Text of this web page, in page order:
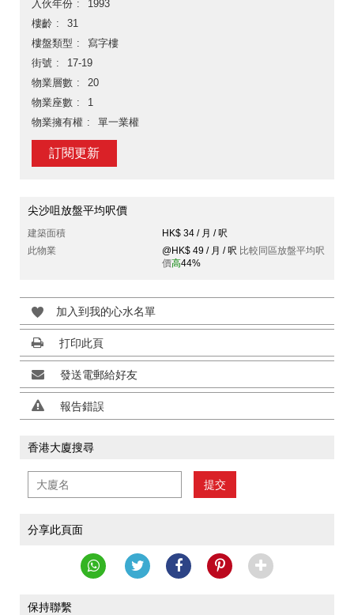
入伙年份
1993
樓齡
31
樓盤類型
寫字樓
街號
17-19
物業層數
20
物業座數
1
物業擁有權
單一業權
訂閱更新
尖沙咀放盤平均呎價
建築面積
HK$ 34 / 月 / 呎
此物業
@HK$ 49 / 月 / 呎 比較同區放盤平均呎
價高44%
加入到我的心水名單
打印此頁
發送電郵給好友
報告錯誤
香港大廈搜尋
提交
分享此頁面
保持聯繫